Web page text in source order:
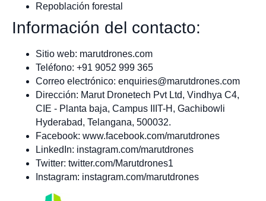
Repoblación forestal
Información del contacto:
Sitio web: marutdrones.com
Teléfono: +91 9052 999 365
Correo electrónico: enquiries@marutdrones.com
Dirección: Marut Dronetech Pvt Ltd, Vindhya C4,
CIE - Planta baja, Campus IIIT-H, Gachibowli
Hyderabad, Telangana, 500032.
Facebook: www.facebook.com/marutdrones
LinkedIn: instagram.com/marutdrones
Twitter: twitter.com/Marutdrones1
Instagram: instagram.com/marutdrones